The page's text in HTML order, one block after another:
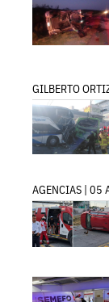
GILBERTO
AGENCIAS | 05